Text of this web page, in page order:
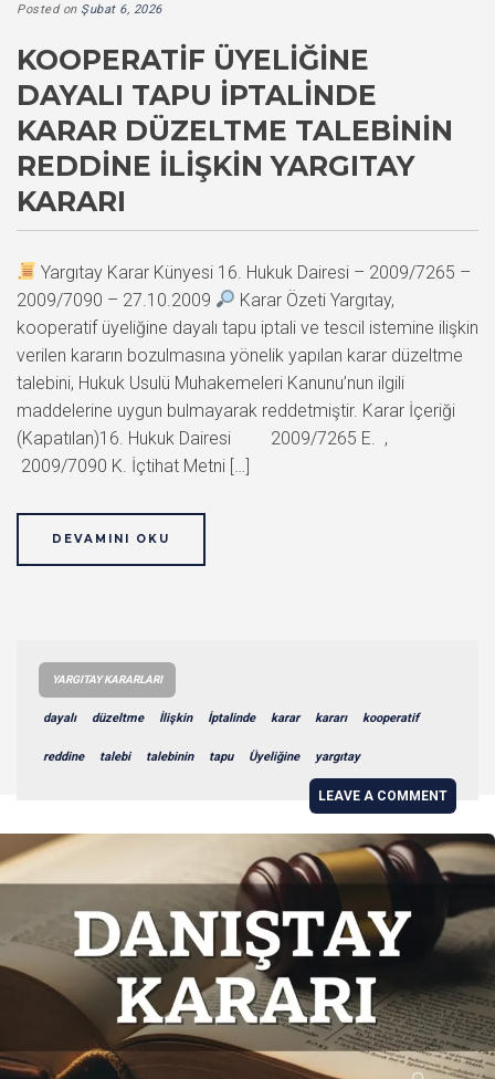
Posted on Şubat 6, 2026
KOOPERATIF ÜYELIĞINE
DAYALI TAPU İPTALINDE
KARAR DÜZELTME TALEBININ
REDDINE İLIŞKIN YARGITAY
KARARI
Yargıtay Karar Künyesi 16. Hukuk Dairesi – 2009/7265 –
2009/7090 – 27.10.2009
Karar Özeti Yargıtay,
kooperatif üyeliğine dayalı tapu iptali ve tescil istemine ilişkin
verilen kararın bozulmasına yönelik yapılan karar düzeltme
talebini, Hukuk Usulü Muhakemeleri Kanunu’nun ilgili
maddelerine uygun bulmayarak reddetmiştir. Karar İçeriği
(Kapatılan)16. Hukuk Dairesi 2009/7265 E. ,
2009/7090 K. İçtihat Metni […]
DEVAMINI OKU
YARGITAY KARARLARI
dayalı düzeltme İlişkin İptalinde karar kararı kooperatif
reddine talebi talebinin tapu Üyeliğine yargıtay
LEAVE A COMMENT